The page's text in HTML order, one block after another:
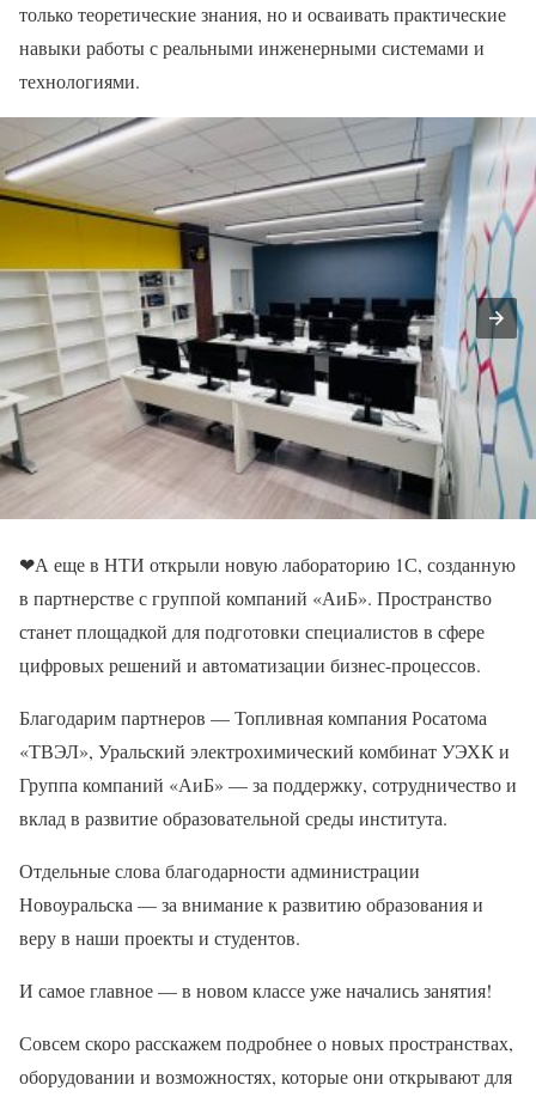
только теоретические знания, но и осваивать практические
навыки работы с реальными инженерными системами и
технологиями.
❤А еще в НТИ открыли новую лабораторию 1С, созданную
в партнерстве с группой компаний «АиБ». Пространство
станет площадкой для подготовки специалистов в сфере
цифровых решений и автоматизации бизнес-процессов.
Благодарим партнеров — Топливная компания Росатома
«ТВЭЛ», Уральский электрохимический комбинат УЭХК и
Группа компаний «АиБ» — за поддержку, сотрудничество и
вклад в развитие образовательной среды института.
Отдельные слова благодарности администрации
Новоуральска — за внимание к развитию образования и
веру в наши проекты и студентов.
И самое главное — в новом классе уже начались занятия!
Совсем скоро расскажем подробнее о новых пространствах,
оборудовании и возможностях, которые они открывают для